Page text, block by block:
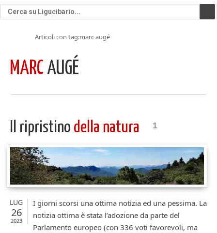
Articoli con tag:marc augé
MARC AUGÉ
Il ripristino della natura 1
LUG
26
2023
I giorni scorsi una ottima notizia ed una pessima. La
notizia ottima è stata l’adozione da parte del
Parlamento europeo (con 336 voti favorevoli, ma